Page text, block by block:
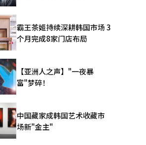
霸王茶姬持续深耕韩国市场 3
个月完成8家门店布局
【亚洲人之声】"一夜暴
富"梦碎！
中国藏家成韩国艺术收藏市
场新"金主"